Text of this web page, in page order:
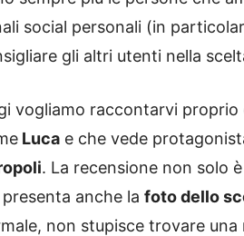
social personali (in
gli altri utenti nella
vogliamo raccontarvi proprio
Luca e che vede
. La recensione non solo
presenta anche la foto dello
non stupisce trovare